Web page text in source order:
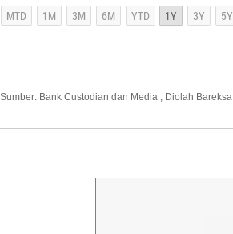
Sumber: Bank Custodian dan Media ; Diolah Bareksa